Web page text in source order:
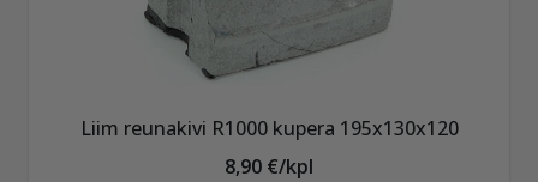
Liim reunakivi R1000 kupera 195x130x120
8,90 €/kpl